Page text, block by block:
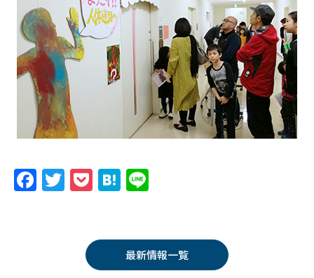
F T
er
P
k
et
H
n
a
最新情報一覧